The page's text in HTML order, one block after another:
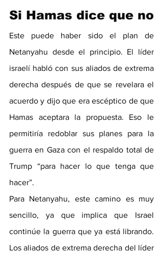
Si Hamas dice que no
Este puede haber sido el plan de
Netanyahu desde el principio. El líder
israelí habló con sus aliados de extrema
derecha después de que se revelara el
acuerdo y dijo que era escéptico de que
Hamas aceptara la propuesta. Eso le
permitiría redoblar sus planes para la
guerra en Gaza con el respaldo total de
Trump “para hacer lo que tenga que
hacer”.
Para Netanyahu, este camino es muy
sencillo, ya que implica que Israel
continúe la guerra que ya está librando.
Los aliados de extrema derecha del líder